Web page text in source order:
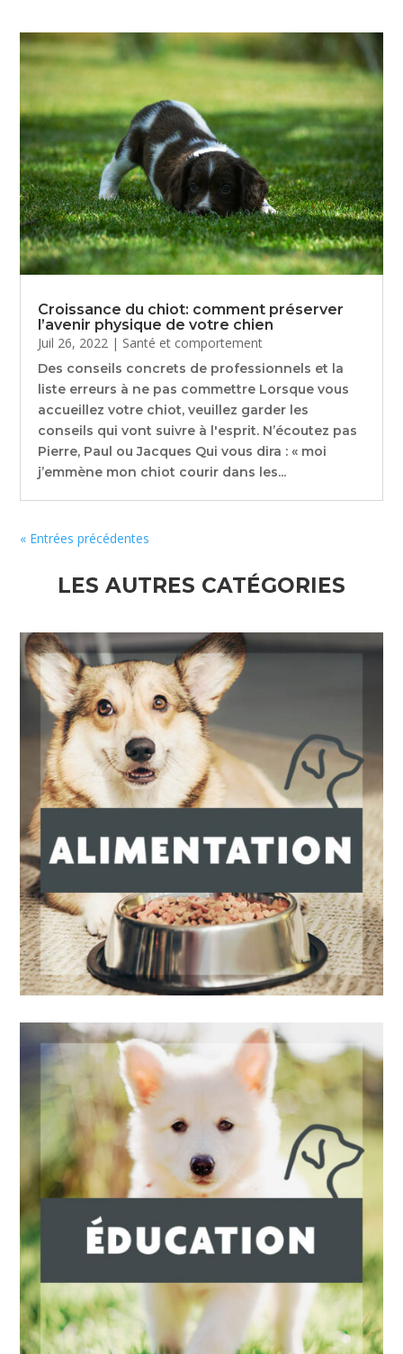
Croissance du chiot: comment préserver
l’avenir physique de votre chien
Juil 26, 2022 | Santé et comportement
Des conseils concrets de professionnels et la
liste erreurs à ne pas commettre Lorsque vous
accueillez votre chiot, veuillez garder les
conseils qui vont suivre à l'esprit. N’écoutez pas
Pierre, Paul ou Jacques Qui vous dira : « moi
j’emmène mon chiot courir dans les...
« Entrées précédentes
LES AUTRES CATÉGORIES